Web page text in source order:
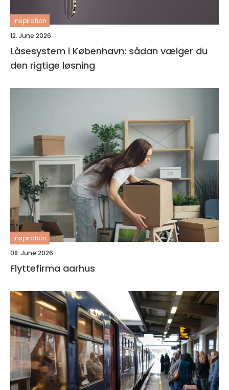
inspiration
12. June 2026
Låsesystem i København: sådan vælger du
den rigtige løsning
inspiration
08. June 2026
Flyttefirma aarhus